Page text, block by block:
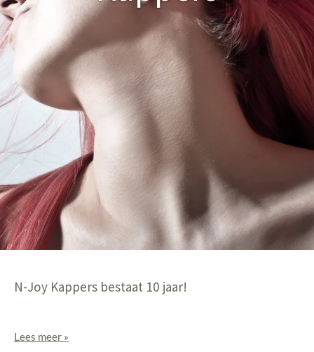
N-Joy Kappers bestaat 10 jaar!
Lees meer »